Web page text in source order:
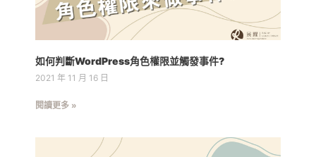
如何判斷WordPress角色權限並觸發事件?
2021 年 11 月 16 日
閱讀更多 »